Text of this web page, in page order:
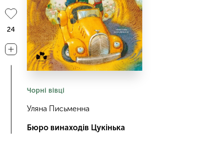
Чорні вівці
Уляна Письменна
Бюро винаходів Цукінька
24